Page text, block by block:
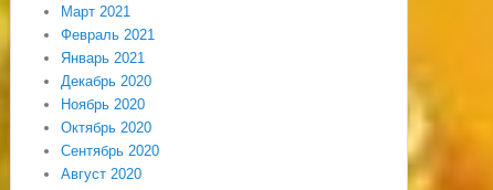
Март 2021
Февраль 2021
Январь 2021
Декабрь 2020
Ноябрь 2020
Октябрь 2020
Сентябрь 2020
Август 2020